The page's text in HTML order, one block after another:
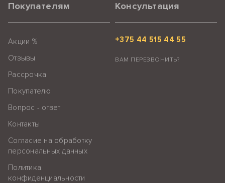
Покупателям
Акции %
Отзывы
Рассрочка
Покупателю
Вопрос - ответ
Контакты
Согласие на обработку
персональных данных
Политика
конфиденциальности
Консультация
+375 44 515 44 55
ВАМ ПЕРЕЗВОНИТЬ?